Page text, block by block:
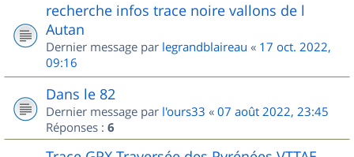
recherche infos trace noire vallons de l
Autan
Dernier message par legrandblaireau « 17 oct. 2022,
09:16
Dans le 82
Dernier message par l'ours33 « 07 août 2022, 23:45
Réponses : 6